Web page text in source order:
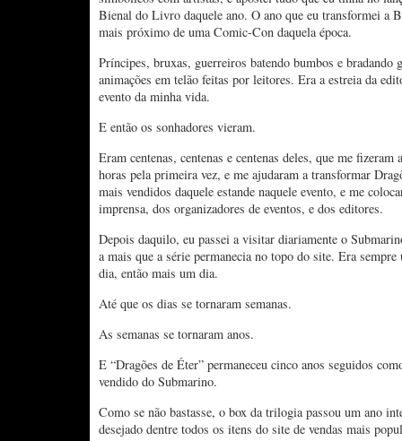
Bienal do Livro daquele ano. O ano que eu transformei a
mais próximo de uma Comic-Con daquela época.
Príncipes, bruxas, guerreiros batendo bumbos e bradando
animações em telão feitas por leitores. Era a estreia da
evento da minha vida.
E então os sonhadores vieram.
Eram centenas, centenas e centenas deles, que me
horas pela primeira vez, e me ajudaram a transformar
mais vendidos daquele estande naquele evento, e me
imprensa, dos organizadores de eventos, e dos editores.
Depois daquilo, eu passei a visitar diariamente o
a mais que a série permanecia no topo do site. Era
dia, então mais um dia.
Até que os dias se tornaram semanas.
As semanas se tornaram anos.
E “Dragões de Éter” permaneceu cinco anos seguidos
vendido do Submarino.
Como se não bastasse, o box da trilogia passou um ano
desejado dentre todos os itens do site de vendas mais